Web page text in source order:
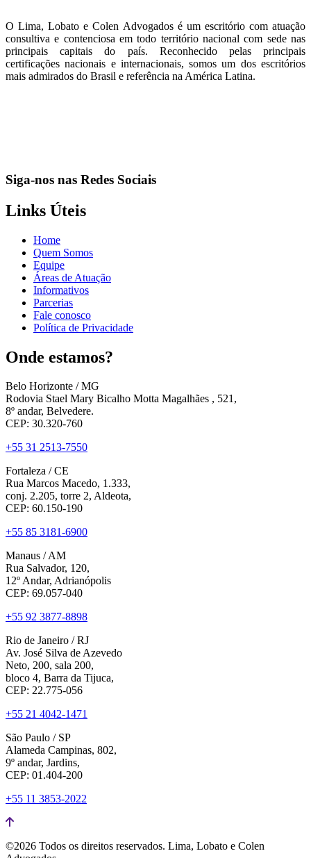
O Lima, Lobato e Colen Advogados é um escritório com atuação
consultiva e contenciosa em todo território nacional com sede nas
principais capitais do país. Reconhecido pelas principais
certificações nacionais e internacionais, somos um dos escritórios
mais admirados do Brasil e referência na América Latina.
Siga-nos nas Redes Sociais
Links Úteis
Home
Quem Somos
Equipe
Áreas de Atuação
Informativos
Parcerias
Fale conosco
Política de Privacidade
Onde estamos?
Belo Horizonte / MG
Rodovia Stael Mary Bicalho Motta Magalhães , 521,
8º andar, Belvedere.
CEP: 30.320-760
+55 31 2513-7550
Fortaleza / CE
Rua Marcos Macedo, 1.333,
conj. 2.205, torre 2, Aldeota,
CEP: 60.150-190
+55 85 3181-6900
Manaus / AM
Rua Salvador, 120,
12º Andar, Adrianópolis
CEP: 69.057-040
+55 92 3877-8898
Rio de Janeiro / RJ
Av. José Silva de Azevedo
Neto, 200, sala 200,
bloco 4, Barra da Tijuca,
CEP: 22.775-056
+55 21 4042-1471
São Paulo / SP
Alameda Campinas, 802,
9º andar, Jardins,
CEP: 01.404-200
+55 11 3853-2022
©2026 Todos os direitos reservados. Lima, Lobato e Colen